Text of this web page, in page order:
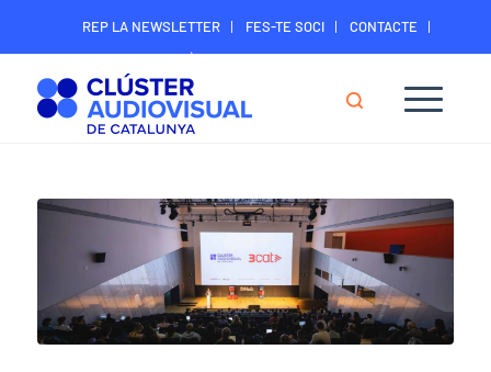
REP LA NEWSLETTER FES-TE SOCI
CONTACTE
ÀREA DIGITAL SOCIS